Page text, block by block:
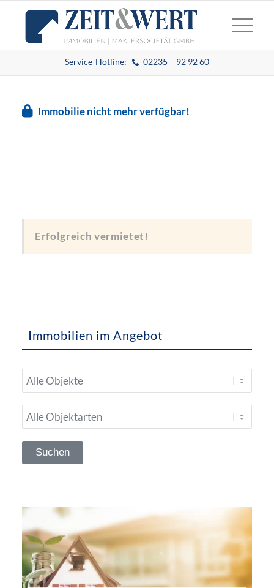
Service-Hotline: 02235 – 92 92 60
Immobilie nicht mehr verfügbar!
Erfolgreich vermietet!
Immobilien im Angebot